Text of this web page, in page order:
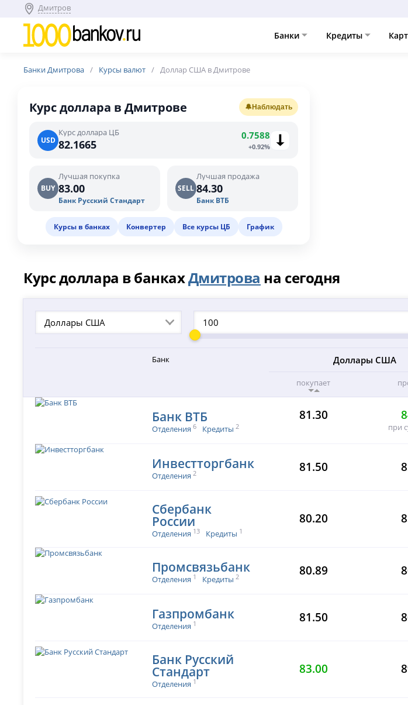
Дмитров
Банки Кредиты
Банки Дмитрова Курсы валют Доллар США в Дмитрове
Курс доллара в Дмитрове 🔔 Наблюдать
USD
Курс доллара ЦБ
82.1665
0.7588
+0.92%
BUY
Лучшая покупка
83.00
Банк Русский Стандарт
SELL
Лучшая продажа
84.30
Банк ВТБ
Курсы в банках Конвертер Все курсы ЦБ График
Курс доллара в банкахДмитрова на сегодня
Доллары США
Банк Доллары США
покупает
Банк ВТБ
Отделения 6 Кредиты 2
81.30
при
Инвестторгбанк
Отделения 2 81.50
Сбербанк
России
Отделения 13 Кредиты 1
80.20
Промсвязьбанк
Отделения 1 Кредиты 2 80.89
Газпромбанк
Отделения 1 81.50
Банк Русский
Стандарт
Отделения 1
83.00